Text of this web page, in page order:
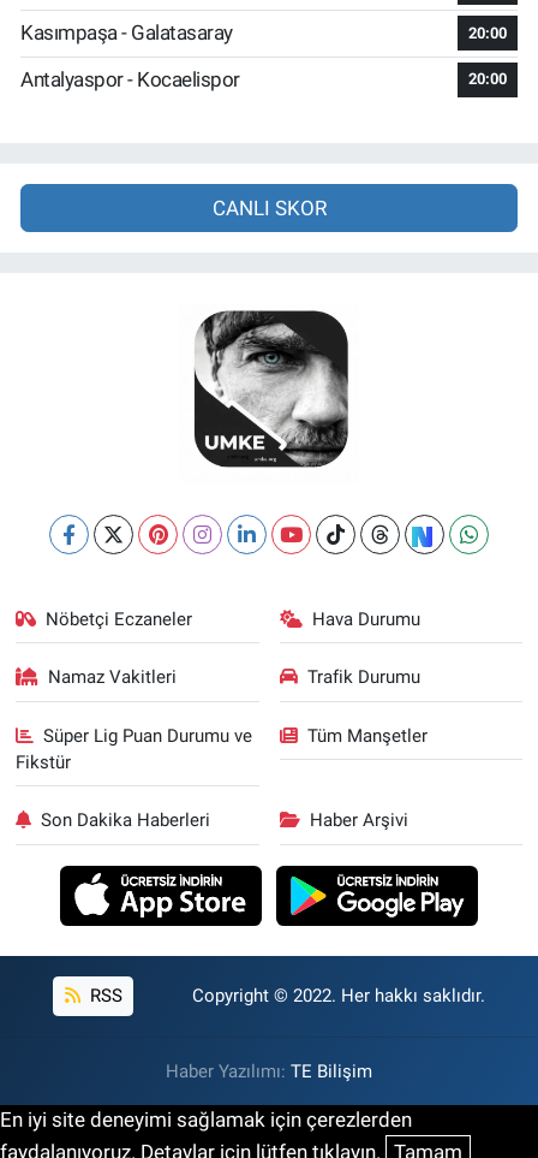
Kasımpaşa - Galatasaray 20:00
Antalyaspor - Kocaelispor 20:00
CANLI SKOR
Nöbetçi Eczaneler Hava Durumu
Namaz Vakitleri Trafik Durumu
Süper Lig Puan Durumu ve
Fikstür
Tüm Manşetler
Son Dakika Haberleri Haber Arşivi
RSS Copyright © 2022. Her hakkı saklıdır.
Haber Yazılımı: TE Bilişim
En iyi site deneyimi sağlamak için çerezlerden
faydalanıyoruz. Detaylar için lütfen tıklayın. Tamam